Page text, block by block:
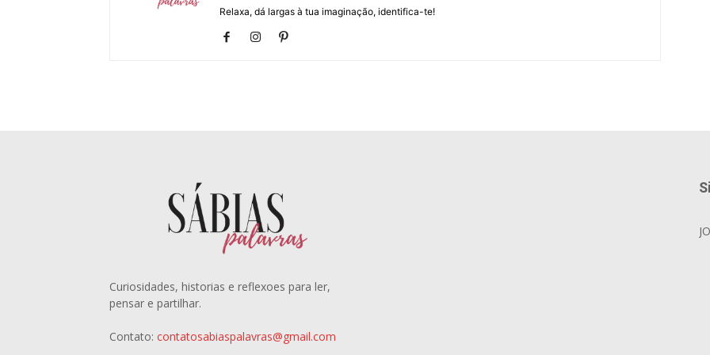
Relaxa, dá largas à tua imaginação, identifica-te!
Curiosidades, historias e reflexoes para ler,
pensar e partilhar.
Contato: contatosabiaspalavras@gmail.com